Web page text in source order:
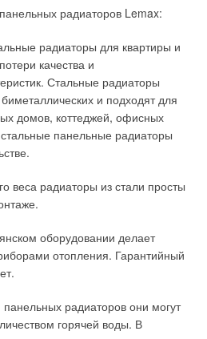
радиаторов Lemax:
радиаторы для квартиры и
качества и
Стальные радиаторы
и подходят для
домов, коттеджей, офисных
панельные радиаторы
веса радиаторы из стали просты
оборудовании делает
отопления. Гарантийный
панельных радиаторов они могут
горячей воды. В
ремонтов и дополнительного
на кондиционирование с
за последнее лето
за 126 кВт холода, что в 11 раз
Происходит
включаются очень редко, а
только за счёт
геотермальными тепловыми
но с одной важной
комплексного решения с
то она круглый год бесплатна за
системы отопления или
будет на 30 % меньше, чем для
тепловых нагрузок к
выгода составит уже 58 %.